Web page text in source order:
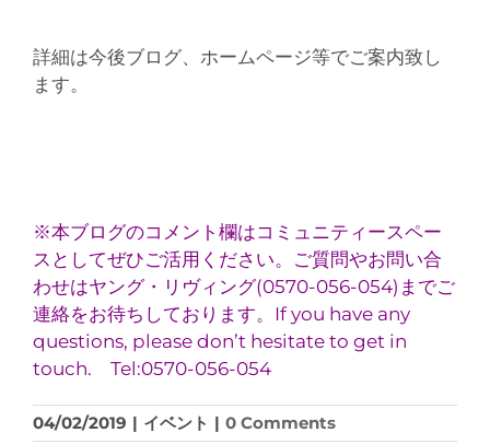
詳細は今後ブログ、ホームページ等でご案内致し
ます。
※本ブログのコメント欄はコミュニティースペー
スとしてぜひご活用ください。ご質問やお問い合
わせはヤング・リヴィング(0570-056-054)までご
連絡をお待ちしております。If you have any
questions, please don’t hesitate to get in
touch. Tel:0570-056-054
04/02/2019 | イベント | 0 Comments